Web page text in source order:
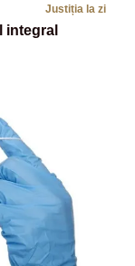
Justiția la zi
integral